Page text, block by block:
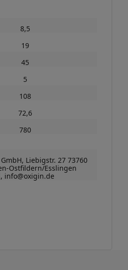
8,5
19
45
5
108
72,6
780
Liebigstr. 27 73760
Ostfildern/Esslingen
info@oxigin.de